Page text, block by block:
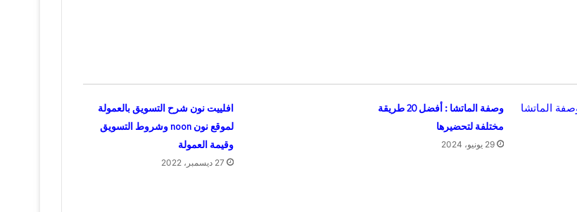
وصفة الماتشا : أفضل 20 طريقة
مختلفة لتحضيرها
29 يونيو، 2024
افلييت نون شرح التسويق بالعمولة
لموقع نون noon وشروط التسويق
وقيمة العمولة
27 ديسمبر، 2022